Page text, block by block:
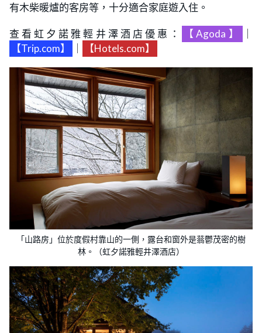
有木柴暖爐的客房等，十分適合家庭遊入住。
查看虹夕諾雅輕井澤酒店優惠： 【Agoda】
【Trip.com】
【Hotels.com】
「山路房」位於度假村靠山的一側，露台和窗外是蓊鬱茂密的樹
林。（虹夕諾雅輕井澤酒店）